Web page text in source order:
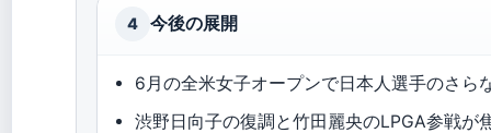
4 今後の展開
6月の全米女子オープンで日本人選手のさら
渋野日向子の復調と竹田麗央のLPGA参戦が